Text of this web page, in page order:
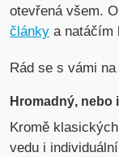
otevřená všem.
články a
Rád se s vámi
Hromadný, nebo
Kromě
vedu i